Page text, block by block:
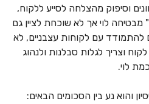
וסיפוק מהצלחה לסייע ללקוח,
לוי אך לא שוכחת לציין גם
להתמודד עם לקוחות עצבניים, לא
וצריך לגלות סבלנות ולנהוג
לוי.
והוא נע בין הסכומים הבאים: